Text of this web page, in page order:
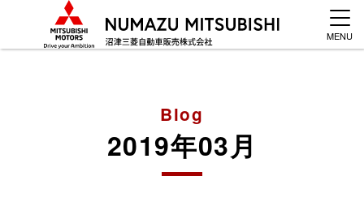
MENU
Blog
2019年03月